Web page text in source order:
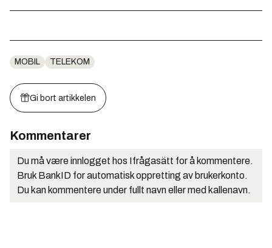
MOBIL TELEKOM
Gi bort artikkelen
Kommentarer
Du må være innlogget hos Ifrågasätt for å kommentere.
Bruk BankID for automatisk oppretting av brukerkonto.
Du kan kommentere under fullt navn eller med kallenavn.